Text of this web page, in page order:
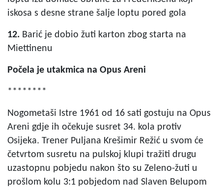
iskosa s desne strane šalje loptu pored gola
12. Barić je dobio žuti karton zbog starta na
Miettinenu
Počela je utakmica na Opus Areni
********
Nogometaši Istre 1961 od 16 sati gostuju na Opus
Areni gdje ih očekuje susret 34. kola protiv
Osijeka. Trener Puljana Krešimir Režić u svom će
četvrtom susretu na pulskoj klupi tražiti drugu
uzastopnu pobjedu nakon što su Zeleno-žuti u
prošlom kolu 3:1 pobjedom nad Slaven Belupom